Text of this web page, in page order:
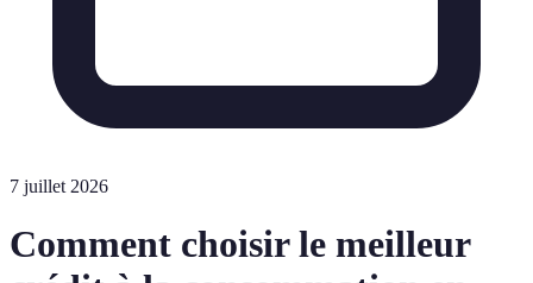
7 juillet 2026
Comment choisir le meilleur